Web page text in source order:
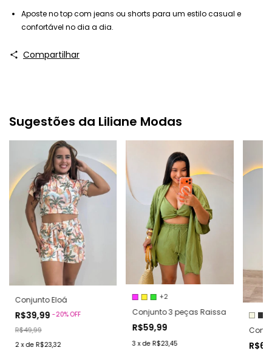
Aposte no top com jeans ou shorts para um estilo casual e
confortável no dia a dia.
Compartilhar
Sugestões da Liliane Modas
Conjunto Eloá
R$39,99-20%OFF
R$49,99
2 xde R$23,32
+2
Conjunto 3 peças Raissa
R$59,99
3 xde R$23,45